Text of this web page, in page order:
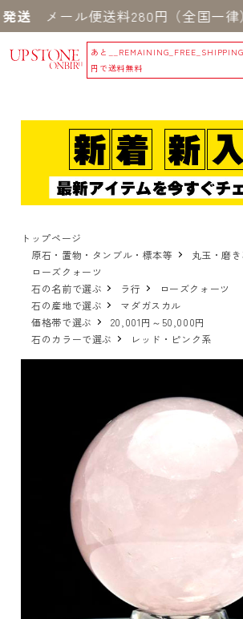
メール便送料280円（全国一律）
あと
円で送料無料
トップページ
原石・置物・タンブル・標本等
丸玉・磨
ローズクォーツ
石の名前で選ぶ
ラ行
ローズクォーツ
石の産地で選ぶ
マダガスカル
価格帯で選ぶ
20,001円～50,000円
石のカラーで選ぶ
レッド・ピンク系